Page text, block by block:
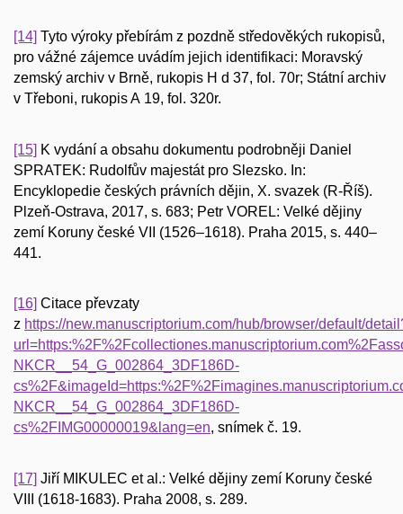
[14] Tyto výroky přebírám z pozdně středověkých rukopisů,
pro vážné zájemce uvádím jejich identifikaci: Moravský
zemský archiv v Brně, rukopis H d 37, fol. 70r; Státní archiv
v Třeboni, rukopis A 19, fol. 320r.
[15] K vydání a obsahu dokumentu podrobněji Daniel
SPRATEK: Rudolfův majestát pro Slezsko. In:
Encyklopedie českých právních dějin, X. svazek (R-Říš).
Plzeň-Ostrava, 2017, s. 683; Petr VOREL: Velké dějiny
zemí Koruny české VII (1526–1618). Praha 2015, s. 440–
441.
[16] Citace převzaty
z https://new.manuscriptorium.com/hub/browser/default/
NKCR__54_G_002864_3DF186D-
NKCR__54_G_002864_3DF186D-
cs%2FIMG00000019&lang=en, snímek č. 19.
[17] Jiří MIKULEC et al.: Velké dějiny zemí Koruny české
VIII (1618-1683). Praha 2008, s. 289.